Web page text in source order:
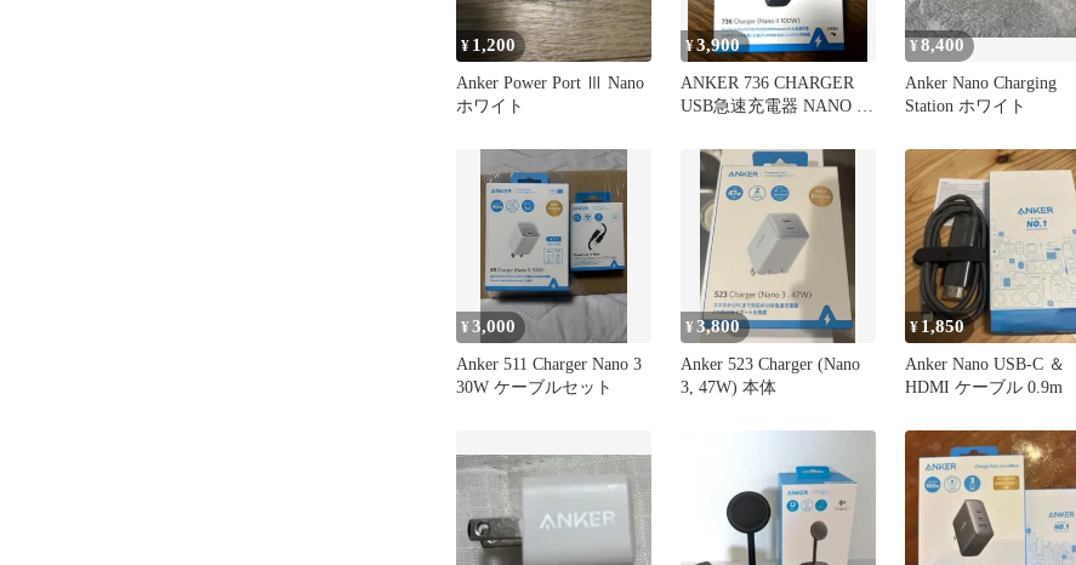
¥ 1,200
Anker Power Port Ⅲ Nano
ホワイト
¥3,900
ANKER 736 CHARGER
USB急速充電器 NANO II
¥8,400
Anker Nano Charging
Station ホワイト
¥3,000
Anker 511 Charger Nano 3
30W ケーブルセット
¥3,800
Anker 523 Charger (Nano
3, 47W) 本体
¥ 1,850
Anker Nano USB-C ＆
HDMI ケーブル 0.9m